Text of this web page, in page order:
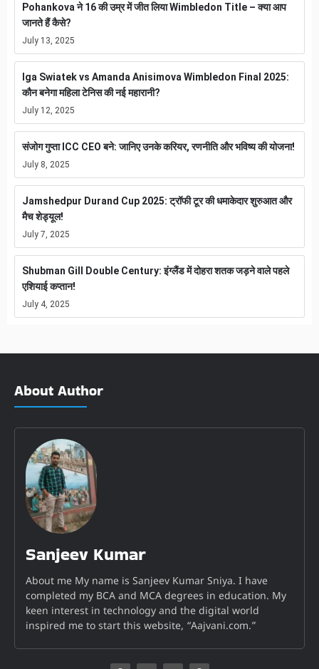
Pohankova ने 16 की उम्र में जीत लिया Wimbledon Title – क्या आप
जानते हैं कैसे?
July 13, 2025
Iga Swiatek vs Amanda Anisimova Wimbledon Final 2025:
कौन बनेगा महिला टेनिस की नई महारानी?
July 12, 2025
संजोग गुप्ता ICC CEO बने: जानिए उनके करियर, रणनीति और भविष्य की योजना!
July 8, 2025
Jamshedpur Durand Cup 2025: ट्रॉफी टूर की धमाकेदार शुरुआत और
मैच शेड्यूल!
July 7, 2025
Shubman Gill Double Century: इंग्लैंड में दोहरा शतक जड़ने वाले पहले
एशियाई कप्तान!
July 4, 2025
About Author
Sanjeev Kumar
About me My name is Sanjeev Kumar Sniya. I have
completed my BCA and MCA degrees in education. My
keen interest in technology and the digital world
inspired me to start this website, “Aajvani.com.”